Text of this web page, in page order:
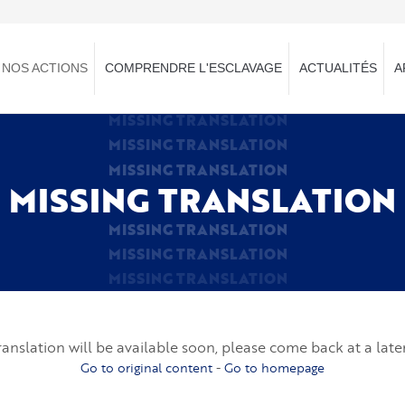
NOS ACTIONS COMPRENDRE L'ESCLAVAGE ACTUALITÉS
MISSING TRANSLATION
MISSING TRANSLATION
MISSING TRANSLATION
MISSING TRANSLATION
MISSING TRANSLATION
MISSING TRANSLATION
MISSING TRANSLATION
will be available soon, please come back at a
Go to original content - Go to homepage